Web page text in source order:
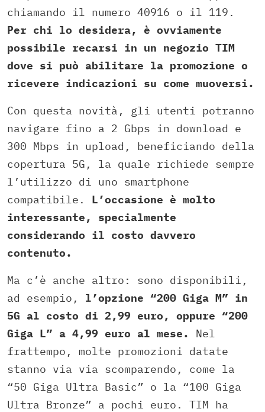
chiamando il numero 40916 o il 119.
Per chi lo desidera, è ovviamente
possibile recarsi in un negozio TIM
dove si può abilitare la promozione o
ricevere indicazioni su come muoversi.
Con questa novità, gli utenti potranno
navigare fino a 2 Gbps in download e
300 Mbps in upload, beneficiando della
copertura 5G, la quale richiede sempre
l’utilizzo di uno smartphone
compatibile. L’occasione è molto
interessante, specialmente
considerando il costo davvero
contenuto.
Ma c’è anche altro: sono disponibili,
ad esempio,
l’opzione “200 Giga M” in
5G al costo di 2,99 euro, oppure “200
Giga L” a 4,99 euro al mese.
Nel
frattempo, molte promozioni datate
stanno via via scomparendo, come la
“50 Giga Ultra Basic” o la “100 Giga
Ultra Bronze” a pochi euro. TIM ha